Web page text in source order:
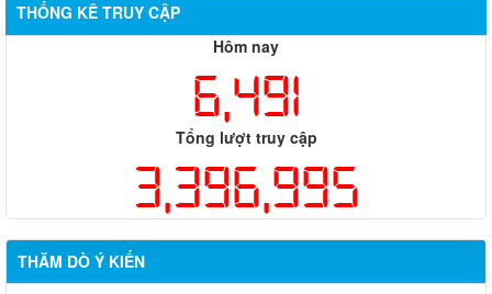
THỐNG KÊ TRUY CẬP
Hôm nay
6,491
Tổng lượt truy cập
3,396,995
THĂM DÒ Ý KIẾN